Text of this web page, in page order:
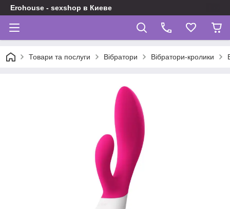
Erohouse - sexshop в Киеве
Товари та послуги Вібратори Вібратори-кролики